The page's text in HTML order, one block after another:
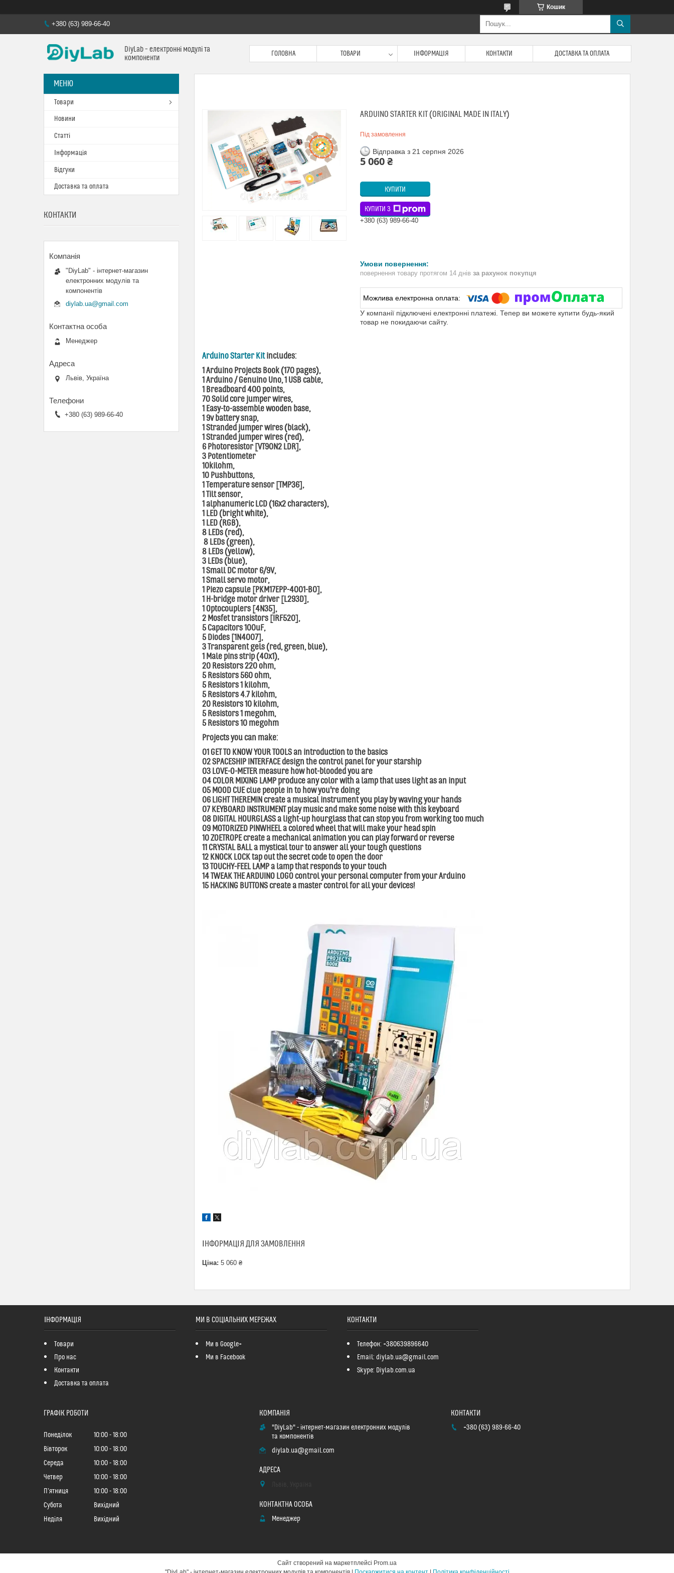
Кошик
+380 (63) 989-66-40
DiyLab – електронні модулі та
компоненти
ГОЛОВНА ТОВАРИ ІНФОРМАЦІЯ КОНТАКТИ ДОСТАВКА ТА ОПЛАТА
ARDUINO STARTER KIT (ORIGINAL MADE IN ITALY)
Під замовлення
Відправка з 21 серпня 2026
5 060 ₴
КУПИТИ
КУПИТИ З
+380 (63) 989-66-40
повернення товару протягом 14 днів за рахунок покупця
У компанії підключені електронні платежі. Тепер ви можете купити будь-який
товар не покидаючи сайту.
Arduino Starter Kitincludes:
1 Arduino Projects Book (170 pages),
1 Arduino / Genuino Uno, 1 USB cable,
1 Breadboard 400 points,
70 Solid core jumper wires,
1 Easy-to-assemble wooden base,
1 9v battery snap,
1 Stranded jumper wires (black),
1 Stranded jumper wires (red),
6 Photoresistor [VT90N2 LDR],
3 Potentiometer
10kilohm,
10 Pushbuttons,
1 Temperature sensor [TMP36],
1 Tilt sensor,
1 alphanumeric LCD (16x2 characters),
1 LED (bright white),
1 LED (RGB),
8 LEDs (red),
8 LEDs (green),
8 LEDs (yellow),
3 LEDs (blue),
1 Small DC motor 6/9V,
1 Small servo motor,
1 Piezo capsule [PKM17EPP-4001-B0],
1 H-bridge motor driver [L293D],
1 Optocouplers [4N35],
2 Mosfet transistors [IRF520],
5 Capacitors 100uF,
5 Diodes [1N4007],
3 Transparent gels (red, green, blue),
1 Male pins strip (40x1),
20 Resistors 220 ohm,
5 Resistors 560 ohm,
5 Resistors 1 kilohm,
5 Resistors 4.7 kilohm,
20 Resistors 10 kilohm,
5 Resistors 1 megohm,
5 Resistors 10 megohm
Projects you can make:
01 GET TO KNOW YOUR TOOLS an introduction to the basics
02 SPACESHIP INTERFACE design the control panel for your starship
03 LOVE-O-METER measure how hot-blooded you are
04 COLOR MIXING LAMP produce any color with a lamp that uses light as an input
05 MOOD CUE clue people in to how you're doing
06 LIGHT THEREMIN create a musical instrument you play by waving your hands
07 KEYBOARD INSTRUMENT play music and make some noise with this keyboard
08 DIGITAL HOURGLASS a light-up hourglass that can stop you from working too much
09 MOTORIZED PINWHEEL a colored wheel that will make your head spin
10 ZOETROPE create a mechanical animation you can play forward or reverse
11 CRYSTAL BALL a mystical tour to answer all your tough questions
12 KNOCK LOCK tap out the secret code to open the door
13 TOUCHY-FEEL LAMP a lamp that responds to your touch
14 TWEAK THE ARDUINO LOGO control your personal computer from your Arduino
15 HACKING BUTTONS create a master control for all your devices!
ІНФОРМАЦІЯ ДЛЯ ЗАМОВЛЕННЯ
Ціна: 5 060 ₴
Товари
Новини
Статті
Інформація
Відгуки
Доставка та оплата
КОНТАКТИ
"DiyLab" - інтернет-магазин
електронних модулів та
компонентів
diylab.ua@gmail.com
Менеджер
Львів, Україна
+380 (63) 989-66-40
ІНФОРМАЦІЯ
Товари
Про нас
Контакти
Доставка та оплата
МИ В СОЦІАЛЬНИХ МЕРЕЖАХ
Ми в Google+
Ми в Facebook
КОНТАКТИ
Телефон: +380639896640
Email: diylab.ua@gmail.com
Skype: Diylab.com.ua
ГРАФІК РОБОТИ
Понеділок 10:00
18:00
Вівторок
10:00
18:00
Середа
10:00
18:00
Четвер
10:00
18:00
Пʼятниця
10:00
18:00
Субота
Вихідний
Неділя
Вихідний
"DiyLab" - інтернет-магазин електронних модулів
та компонентів
diylab.ua@gmail.com
Менеджер
+380 (63) 989-66-40
Сайт створений на маркетплейсі Prom.ua